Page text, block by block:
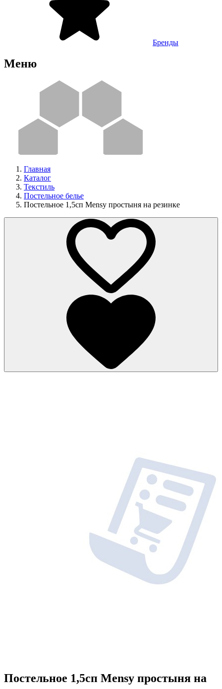
Бренды
Меню
Главная
Каталог
Текстиль
Постельное белье
Постельное 1,5сп Mensy простыня на резинке
Постельное 1,5сп Mensy простыня на